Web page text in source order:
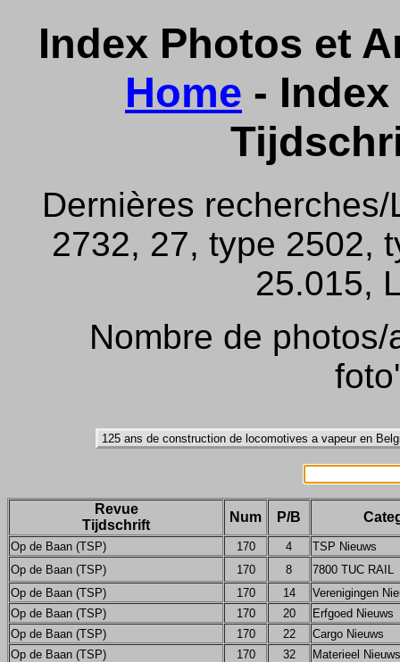
Index Photos et
Home -
Dernières
2732, 27, type 2502,
25.015,
Nombre de
Revue
Tijdschrift
Num P/B
Op de Baan (TSP) 170 4
TSP Nieuws
Op de Baan (TSP)
170 8
7800 TUC RAIL
Op de Baan (TSP)
170 14
Verenigingen
Op de Baan (TSP)
170 20
Erfgoed Nieuws
Op de Baan (TSP)
170 22
Cargo Nieuws
Op de Baan (TSP)
170 32
Materieel Nieuws